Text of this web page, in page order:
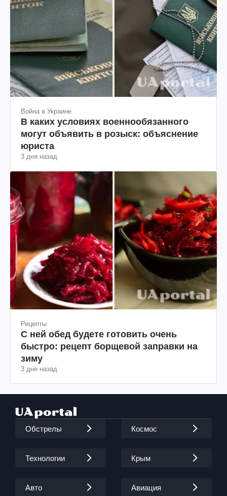
Война в Украине
В каких условиях военнообязанного
могут объявить в розыск: объяснение
юриста
3 дня назад
Рецепты
С ней обед будете готовить очень
быстро: рецепт борщевой заправки на
зиму
3 дня назад
Обстрелы Космос
Технологии Крым
Авто Авиация